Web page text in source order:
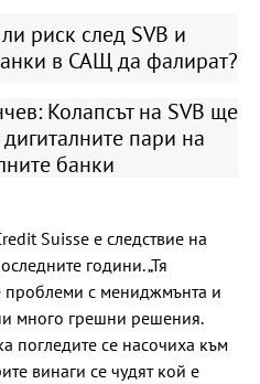
риск след SVB и
в САЩ да фалират?
Колапсът на SVB ще
пари на
банки
Suisse е следствие на
години. „Тя
проблеми с мениджмънта и
много грешни решения.
погледите се насочиха към
винаги се чудят кой е